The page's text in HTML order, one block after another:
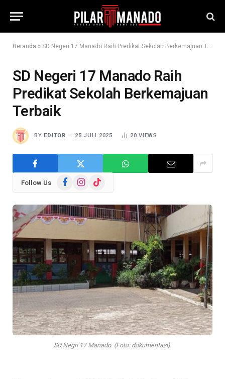
Beranda » SD Negeri 17 Manado Raih Predikat Sekolah Berkemajuan Terbaik
SD Negeri 17 Manado Raih
Predikat Sekolah Berkemajuan
Terbaik
BY EDITOR 25 JULI 2025 20VIEWS
Follow Us FacebookInstagram
TikTok
SD Negri 17 Manado. (Foto: dokumentasi).